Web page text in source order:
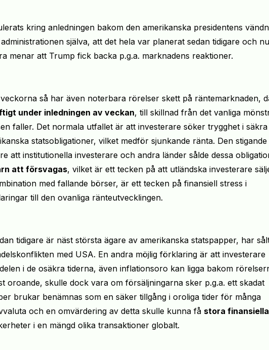
kring anledningen bakom den amerikanska presidentens
själva, att det hela var planerat sedan tidigare och
menar att Trump fick backa p.g.a. marknadens reaktioner.
så har även noterbara rörelser skett på räntemarknaden,
under inledningen av veckan, till skillnad från det vanliga
faller. Det normala utfallet är att investerare söker trygghet i säkra
statsobligationer, vilket medför sjunkande ränta. Den stigande
att institutionella investerare och andra länder sålde dessa
att försvagas, vilket är ett tecken på att utländska investerare
med fallande börser, är ett tecken på finansiell stress i
till den ovanliga ränteutvecklingen.
tidigare är näst största ägare av amerikanska statspapper, har
med USA. En andra möjlig förklaring är att investerare
i de osäkra tiderna, även inflationsoro kan ligga bakom
oroande, skulle dock vara om försäljningarna sker p.g.a. ett skadat
brukar benämnas som en säker tillgång i oroliga tider för många
och en omvärdering av detta skulle kunna få stora finansiella
i en mängd olika transaktioner globalt.